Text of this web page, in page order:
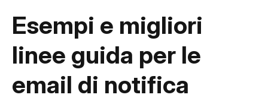
Esempi e migliori
linee guida per le
email di notifica